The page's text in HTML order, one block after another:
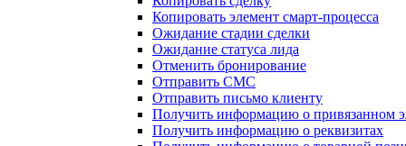
Копировать элемент смарт-процесса
Ожидание стадии сделки
Ожидание статуса лида
Отменить бронирование
Отправить СМС
Отправить письмо клиенту
Получить информацию о привязанном
Получить информацию о реквизитах